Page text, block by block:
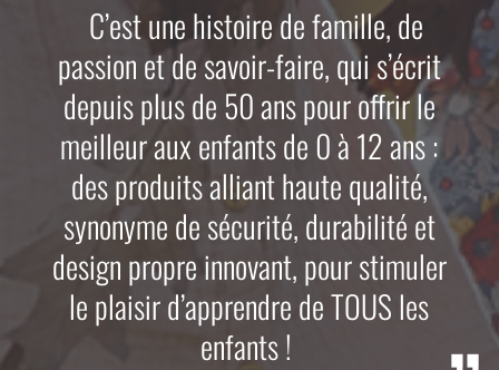
C’est une histoire de famille, de
passion et de savoir-faire, qui s’écrit
depuis plus de 50 ans pour offrir le
meilleur aux enfants de 0 à 12 ans :
des produits alliant haute qualité,
synonyme de sécurité, durabilité et
design propre innovant, pour stimuler
le plaisir d’apprendre de TOUS les
enfants !